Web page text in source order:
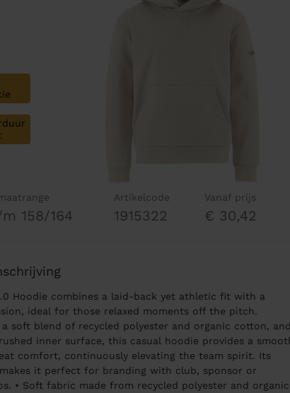
158/164
Artikelcode
1915322
Vanaf prijs
€ 30,42
Hoodie combines a laid-back yet athletic fit with a
ideal for those relaxed moments off the pitch.
soft blend of recycled polyester and organic cotton, and
inner surface, this casual hoodie provides a
comfort, continuously elevating the team spirit. Its
it perfect for branding with club, sponsor or
• Soft fabric made from recycled polyester and organic